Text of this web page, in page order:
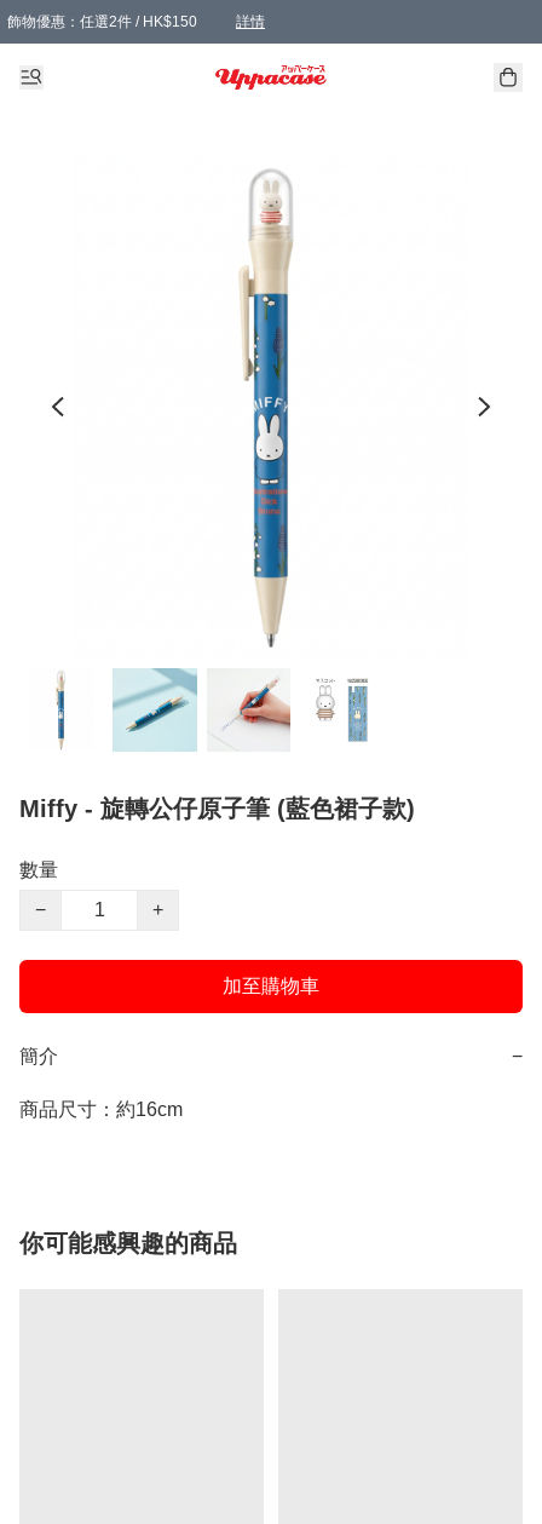
飾物優惠：任選2件 / HK$150 詳情
髮飾優惠：任選2件 / HK$100 詳情
精選襪子優惠：任選3對 / HK$115 詳情
滿額免運：本地訂單滿港幣350元可享免運費優惠
Miffy - 旋轉公仔原子筆 (藍色裙子款)
數量
−
+
加至購物車
簡介 −
商品尺寸：約16cm
你可能感興趣的商品